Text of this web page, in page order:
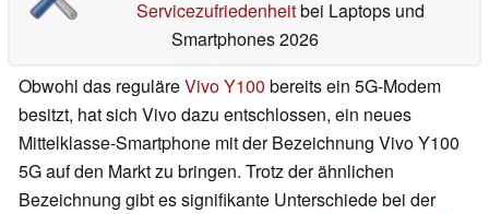
Servicezufriedenheitbei Laptops und
Smartphones 2026
Obwohl das reguläreVivo Y100 bereits ein 5G-Modem
besitzt, hat sich Vivo dazu entschlossen, ein neues
Mittelklasse-Smartphone mit der Bezeichnung Vivo Y100
5G auf den Markt zu bringen. Trotz der ähnlichen
Bezeichnung gibt es signifikante Unterschiede bei der